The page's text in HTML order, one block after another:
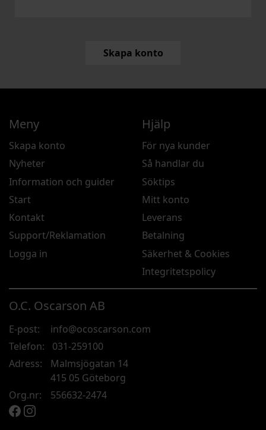
Skapa konto
O.C. Oscarson AB
E-post:
info@ocoscarson.com
Telefon:
031-259100
Adress:
Malmsjögatan 14
415 05 Göteborg
Org.nr:
556632-2474
Meny
Skapa konto
Nyheter
Information och guider
Start
Kontakt
Support/Reklamation
Logga in
Hjälp
För nya kunder
Så handlar du
Söktips
Mitt konto
Leverans
Betalning
Säkerhet & Cookies
Integritetspolicy